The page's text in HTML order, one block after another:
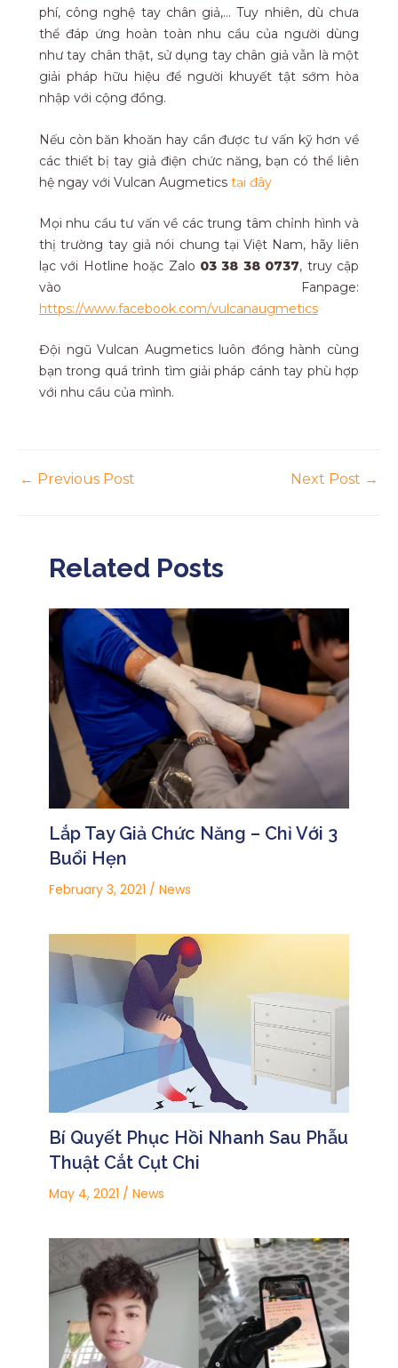
phí, công nghệ tay chân giả,… Tuy nhiên, dù chưa
thể đáp ứng hoàn toàn nhu cầu của người dùng
như tay chân thật, sử dụng tay chân giả vẫn là một
giải pháp hữu hiệu để người khuyết tật sớm hòa
nhập với cộng đồng.
Nếu còn băn khoăn hay cần được tư vấn kỹ hơn về
các thiết bị tay giả điện chức năng, bạn có thể liên
hệ ngay với Vulcan Augmetics tại đây
Mọi nhu cầu tư vấn về các trung tâm chỉnh hình và
thị trường tay giả nói chung tại Việt Nam, hãy liên
lạc với Hotline hoặc Zalo 03 38 38 0737, truy cập
vào Fanpage:
https://www.facebook.com/vulcanaugmetics
Đội ngũ Vulcan Augmetics luôn đồng hành cùng
bạn trong quá trình tìm giải pháp cánh tay phù hợp
với nhu cầu của mình.
← Previous Post Next Post →
Related Posts
Lắp Tay Giả Chức Năng – Chỉ Với 3
Buổi Hẹn
February 3, 2021 / News
Bí Quyết Phục Hồi Nhanh Sau Phẫu
Thuật Cắt Cụt Chi
May 4, 2021 / News